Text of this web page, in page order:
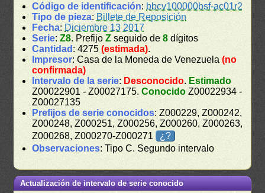
Código de identificación: bbcv100000bsf-ac01r2
Tipo de pieza: Billete de Reposición
Fecha: Diciembre 13 2017
Serie:Z8. PrefijoZ seguido de8 dígitos
Cantidad : 4275(estimada).
Impresor: Casa de la Moneda de Venezuela(no
confirmada)
Intervalo de la serie: Desconocido. Estimado
Z00022901 - Z00027175.Conocido Z00022934 -
Z00027135
Prefijos de serie conocidos: Z000229, Z000242,
Z000248, Z000251, Z000256, Z000260, Z000263,
Z000268, Z000270-Z000271
¿?
Observaciones: Tipo C. Segundo intervalo
Actualización de intervalo de serie conocido